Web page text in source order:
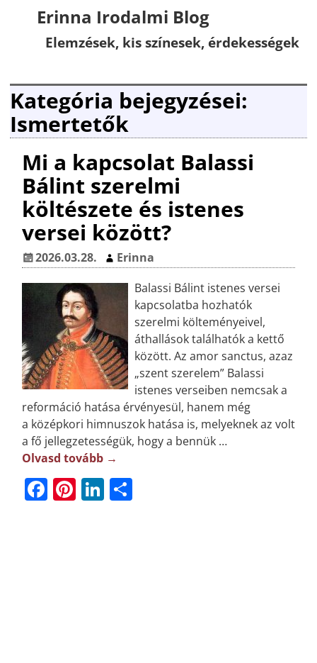
Erinna Irodalmi Blog
Elemzések, kis színesek, érdekességek
Kategória bejegyzései:
Ismertetők
Mi a kapcsolat Balassi
Bálint szerelmi
költészete és istenes
versei között?
2026.03.28.
Erinna
Balassi Bálint istenes versei
kapcsolatba hozhatók
szerelmi költeményeivel,
áthallások találhatók a kettő
között. Az amor sanctus, azaz
„szent szerelem” Balassi
istenes verseiben nemcsak a
reformáció hatása érvényesül, hanem még
a középkori himnuszok hatása is, melyeknek az volt
a fő jellegzetességük, hogy a bennük …
Olvasd tovább →
F Pi Li O